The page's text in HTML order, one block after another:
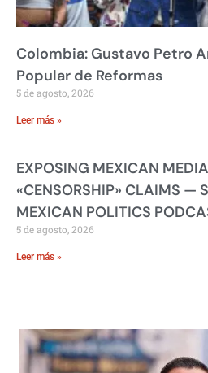
Colombia: Gustavo Petro
Popular de Reformas
5 de agosto, 2026
Leer más »
EXPOSING MEXICAN
«CENSORSHIP» CLAIMS —
MEXICAN POLITICS
5 de agosto, 2026
Leer más »